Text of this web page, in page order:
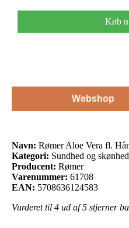
Køb
Webshop
Navn: Rømer Aloe Vera fl.
Kategori: Sundhed og
Producent: Rømer
Varenummer: 61708
EAN: 5708636124583
Vurderet til 4 ud af 5 stjerner